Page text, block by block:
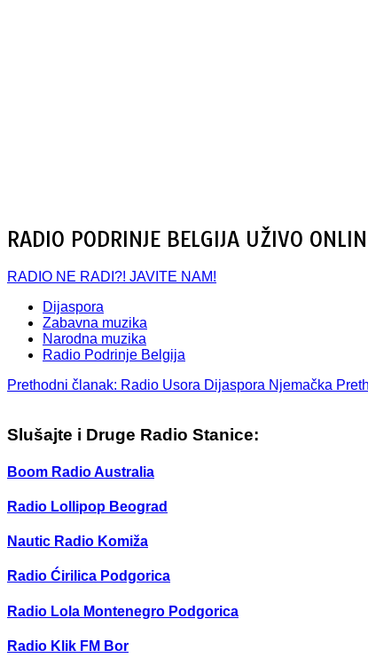
RADIO PODRINJE BELGIJA UŽIVO
RADIO NE RADI?! JAVITE NAM!
Dijaspora
Zabavna muzika
Narodna muzika
Radio Podrinje Belgija
Prethodni članak: Radio Usora Dijaspora Njemačka
Slušajte i Druge Radio Stanice:
Boom Radio Australia
Radio Lollipop Beograd
Nautic Radio Komiža
Radio Ćirilica Podgorica
Radio Lola Montenegro Podgorica
Radio Klik FM Bor